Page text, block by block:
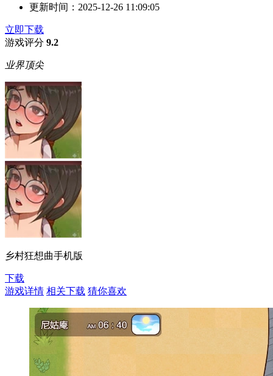
更新时间： 2025-12-26 11:09:05
立即下载
游戏评分 9.2
业界顶尖
乡村狂想曲手机版
下载
游戏详情 相关下载 猜你喜欢